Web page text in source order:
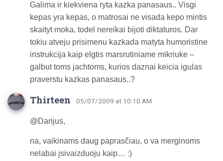
Galima ir kiekviena ryta kazka panasaus.. Visgi
kepas yra kepas, o matrosai ne visada kepo mintis
skaityt moka, todel nereikai bijoti diktaturos. Dar
tokiu atveju prisimenu kazkada matyta humoristine
instrukcija kaip elgtis marsrutiniame mikriuke –
galbut toms jachtoms, kurios daznai keicia igulas
praverstu kazkas panasaus..?
Thirteen · 05/07/2009 at 10:10 AM
@Darijus,
na, vaikinams daug paprasčiau, o va merginoms
nelabai įsivaizduoju kaip… :)